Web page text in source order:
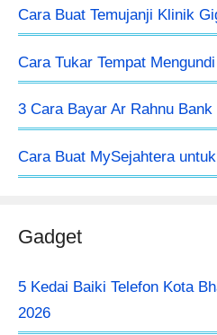
Cara Buat Temujanji Klinik
Cara Tukar Tempat
3 Cara Bayar Ar Rahnu
Cara Buat MySejahtera
Gadget
5 Kedai Baiki Telefon Kota
2026